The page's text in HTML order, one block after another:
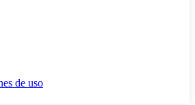
de uso